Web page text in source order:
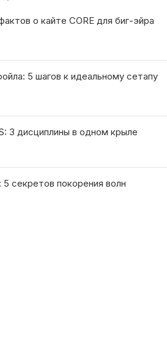
о кайте CORE для биг-эйра
5 шагов к идеальному сетапу
3 дисциплины в одном крыле
5 секретов покорения волн